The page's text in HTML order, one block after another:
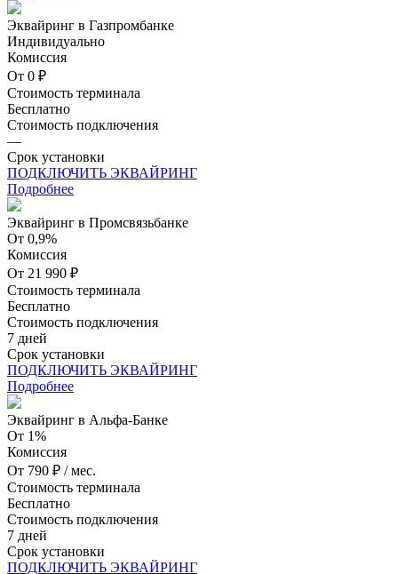
Эквайринг в Газпромбанке
Индивидуально
Комиссия
От 0 ₽
Стоимость терминала
Бесплатно
Стоимость подключения
—
Срок установки
ПОДКЛЮЧИТЬ ЭКВАЙРИНГ
Подробнее
Эквайринг в Промсвязьбанке
От 0,9%
Комиссия
От 21 990 ₽
Стоимость терминала
Бесплатно
Стоимость подключения
7 дней
Срок установки
ПОДКЛЮЧИТЬ ЭКВАЙРИНГ
Подробнее
Эквайринг в Альфа-Банке
От 1%
Комиссия
От 790 ₽ / мес.
Стоимость терминала
Бесплатно
Стоимость подключения
7 дней
Срок установки
ПОДКЛЮЧИТЬ ЭКВАЙРИНГ